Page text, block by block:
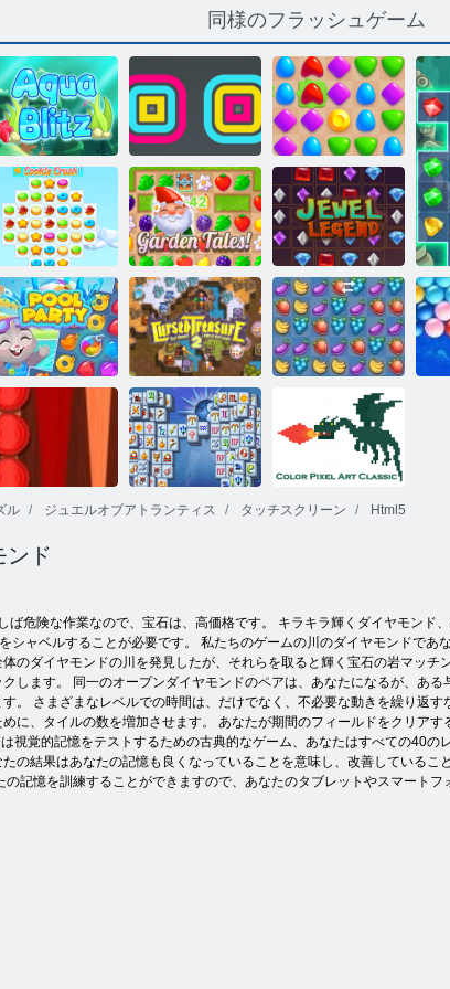
同様のフラッシュゲーム
アクア ブリッ
ツ
スクエアスタ
ッカ
マッチアリー
ナ
クッキー クラ
ッシュ 3
ガーデンテイ
ルズ
ジュエルレジ
ェンド
プール パーテ
呪われた宝物2
フルーツ クラ
バックギャモ
ンクラシック
ル ジュエルオブアトランティス タッチスクリーン Html5
ンド
ば危険な作業なので、宝石は、高価格です。 キラキラ輝くダイヤモン
シャベルすることが必要です。 私たちのゲームの川のダイヤモンドで
のダイヤモンドの川を発見したが、それらを取ると輝く宝石の岩マッ
します。 同一のオープンダイヤモンドのペアは、あなたになるが、あ
。 さまざまなレベルでの時間は、だけでなく、不必要な動きを繰り返
に、タイルの数を増加させます。 あなたが期間のフィールドをクリア
視覚的記憶をテストするための古典的なゲーム、あなたはすべての40
の結果はあなたの記憶も良くなっていることを意味し、改善している
記憶を訓練することができますので、あなたのタブレットやスマートフ